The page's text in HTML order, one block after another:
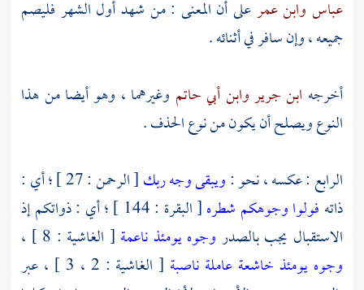
عباس وابن عمرعلى أن المعنى : من شهد أول الشهر فليصم
جميعه ، وإن سافر في أثنائه .
أخرجه ابن جريروابن أبي حاتم وغيرهما ، وهو أيضا من هذا
النوع ويصلح أن يكون من نوع الحذف .
الرابع : عكسه ، نحو :ويبقى وجه ربك
[ الرحمن : 27 ] ؛ أي :
ذاته فولوا وجوهكم شطره
[ البقرة : 144 ] ؛ أي : ذواتكم إذ
الاستقبال يجب بالصدر وجوه يومئذ ناعمة [ الغاشية : 8 ] ،
وجوه يومئذ خاشعة عاملة ناصبة
[ الغاشية : 2 ، 3 ] ، عبر